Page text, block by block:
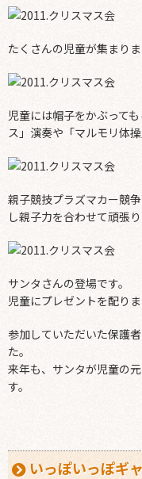
たくさんの児童が集まりま
児童には帽子をかぶって
ス」演奏や「マルモリ体
親子競技プラズマカー競
し親子力を合わせて頑張り
サンタさんの登場です。
児童にプレゼントを配りま
参加していただいた保護
た。
来年も、サンタが児童の
す。
いっぽいっぽギ